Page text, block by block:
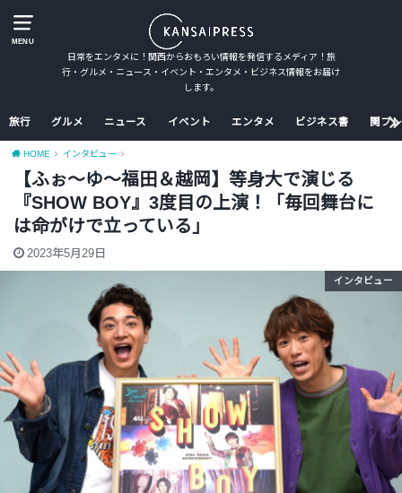
MENU
日常をエンタメに！関西からおもろい情報を発信するメディア！旅
行・グルメ・ニュース・イベント・エンタメ・ビジネス情報をお届け
します。
旅行 グルメ ニュース イベント エンタメ ビジネス書 関プ
HOME インタビュー
【ふぉ〜ゆ〜福田＆越岡】等身大で演じる
『SHOW BOY』3度目の上演！「毎回舞台に
は命がけで立っている」
2023年5月29日
インタビュー